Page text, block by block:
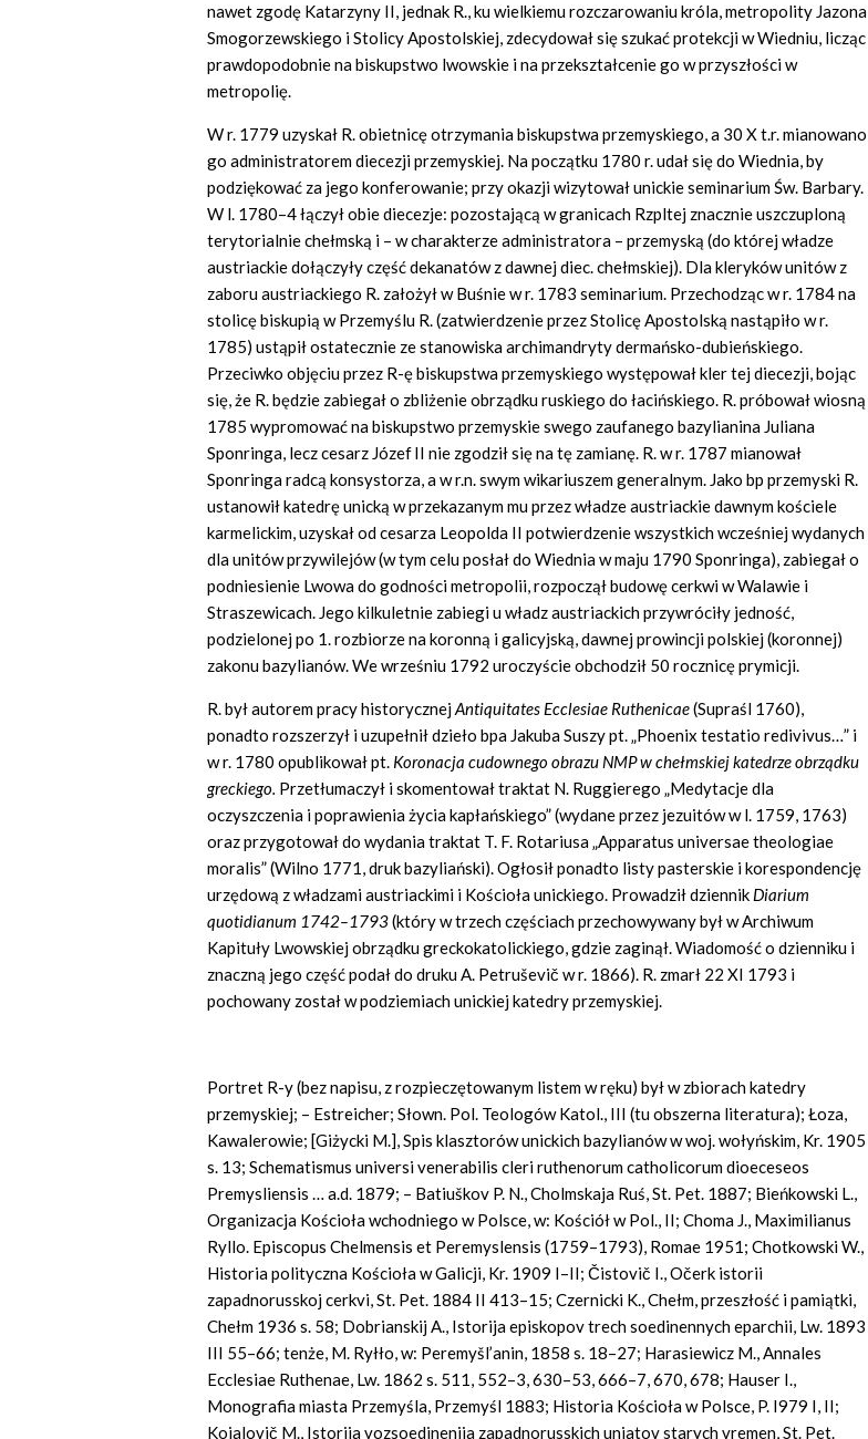
nawet zgodę Katarzyny II, jednak R., ku wielkiemu rozczarowaniu króla, metropolity Jazona
Smogorzewskiego i Stolicy Apostolskiej, zdecydował się szukać protekcji w Wiedniu, licząc
prawdopodobnie na biskupstwo lwowskie i na przekształcenie go w przyszłości w
metropolię.
W r. 1779 uzyskał R. obietnicę otrzymania biskupstwa przemyskiego, a 30 X t.r. mianowano
go administratorem diecezji przemyskiej. Na początku 1780 r. udał się do Wiednia, by
podziękować za jego konferowanie; przy okazji wizytował unickie seminarium Św. Barbary.
W l. 1780–4 łączył obie diecezje: pozostającą w granicach Rzpltej znacznie uszczuploną
terytorialnie chełmską i – w charakterze administratora – przemyską (do której władze
austriackie dołączyły część dekanatów z dawnej diec. chełmskiej). Dla kleryków unitów z
zaboru austriackiego R. założył w Buśnie w r. 1783 seminarium. Przechodząc w r. 1784 na
stolicę biskupią w Przemyślu R. (zatwierdzenie przez Stolicę Apostolską nastąpiło w r.
1785) ustąpił ostatecznie ze stanowiska archimandryty dermańsko-dubieńskiego.
Przeciwko objęciu przez R-ę biskupstwa przemyskiego występował kler tej diecezji, bojąc
się, że R. będzie zabiegał o zbliżenie obrządku ruskiego do łacińskiego. R. próbował wiosną
1785 wypromować na biskupstwo przemyskie swego zaufanego bazylianina Juliana
Sponringa, lecz cesarz JózefII nie zgodził się na tę zamianę. R. w r. 1787 mianował
Sponringa radcą konsystorza, a w r.n. swym wikariuszem generalnym. Jako bp przemyski R.
ustanowił katedrę unicką w przekazanym mu przez władze austriackie dawnym kościele
karmelickim, uzyskał od cesarza Leopolda II potwierdzenie wszystkich wcześniej wydanych
dla unitów przywilejów (w tym celu posłał do Wiednia w maju 1790 Sponringa), zabiegał o
podniesienie Lwowa do godności metropolii, rozpoczął budowę cerkwi w Walawie i
Straszewicach. Jego kilkuletnie zabiegi u władz austriackich przywróciły jedność,
podzielonej po 1. rozbiorze na koronną i galicyjską, dawnej prowincji polskiej (koronnej)
zakonu bazylianów. We wrześniu 1792 uroczyście obchodził 50 rocznicę prymicji.
R. był autorem pracy historycznejAntiquitates Ecclesiae Ruthenicae(Supraśl 1760),
ponadto rozszerzył i uzupełnił dzieło bpa Jakuba Suszy pt. „Phoenix testatio redivivus…” i
w r. 1780 opublikował pt. Koronacja cudownego obrazu NMP w chełmskiej katedrze obrządku
greckiego. Przetłumaczył i skomentował traktat N. Ruggierego „Medytacje dla
oczyszczenia i poprawienia życia kapłańskiego” (wydane przez jezuitów w l. 1759, 1763)
oraz przygotował do wydania traktat T. F. Rotariusa „Apparatus universae theologiae
moralis” (Wilno 1771, druk bazyliański). Ogłosił ponadto listy pasterskie i korespondencję
urzędową z władzami austriackimi i Kościoła unickiego. Prowadził dziennik Diarium
quotidianum 1742–1793(który w trzech częściach przechowywany był w Archiwum
Kapituły Lwowskiej obrządku greckokatolickiego, gdzie zaginął. Wiadomość o dzienniku i
znaczną jego część podał do druku A. Petruševič w r. 1866). R. zmarł 22 XI 1793 i
pochowany został w podziemiach unickiej katedry przemyskiej.
Portret R-y (bez napisu, z rozpieczętowanym listem w ręku) był w zbiorach katedry
przemyskiej; – Estreicher; Słown. Pol. Teologów Katol., III (tu obszerna literatura); Łoza,
Kawalerowie; [Giżycki M.], Spis klasztorów unickich bazylianów w woj. wołyńskim, Kr. 1905
s. 13; Schematismus universi venerabilis cleri ruthenorum catholicorum dioeceseos
Premysliensis … a.d. 1879; – Batiuškov P. N., Cholmskaja Ruś, St. Pet. 1887; Bieńkowski L.,
Organizacja Kościoła wchodniego w Polsce, w: Kościół w Pol., II; Choma J., Maximilianus
Ryllo. Episcopus Chelmensis et Peremyslensis (1759–1793), Romae 1951; Chotkowski W.,
Historia polityczna Kościoła w Galicji, Kr. 1909 I–II; Čistovič I., Očerk istorii
zapadnorusskoj cerkvi, St. Pet. 1884 II 413–15; Czernicki K., Chełm, przeszłość i pamiątki,
Chełm 1936 s. 58; Dobrianskij A., Istorija episkopov trech soedinennych eparchii, Lw. 1893
III 55–66; tenże, M. Ryłło, w: Peremyšl’anin, 1858 s. 18–27; Harasiewicz M., Annales
Ecclesiae Ruthenae, Lw. 1862 s. 511, 552–3, 630–53, 666–7, 670, 678; Hauser I.,
Monografia miasta Przemyśla, Przemyśl 1883; Historia Kościoła w Polsce, P. I979 I, II;
Kojalovič M., Istorija vozsoedinenija zapadnorusskich uniatov starych vremen, St. Pet.